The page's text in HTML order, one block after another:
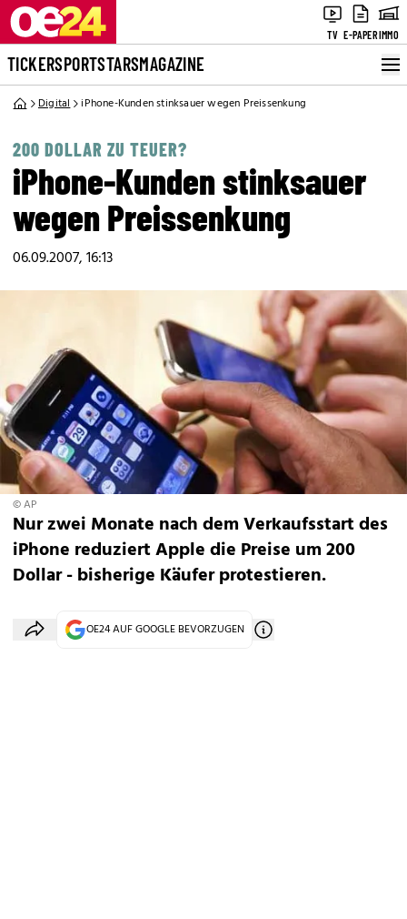
TV E-PAPERIMMO
TICKERSPORTSTARSMAGAZINE
Digital iPhone-Kunden stinksauer wegen Preissenkung
200 DOLLAR ZU TEUER?
iPhone-Kunden stinksauer
wegen Preissenkung
06.09.2007, 16:13
© AP
Nur zwei Monate nach dem Verkaufsstart des
iPhone reduziert Apple die Preise um 200
Dollar - bisherige Käufer protestieren.
OE24 AUF GOOGLE BEVORZUGEN